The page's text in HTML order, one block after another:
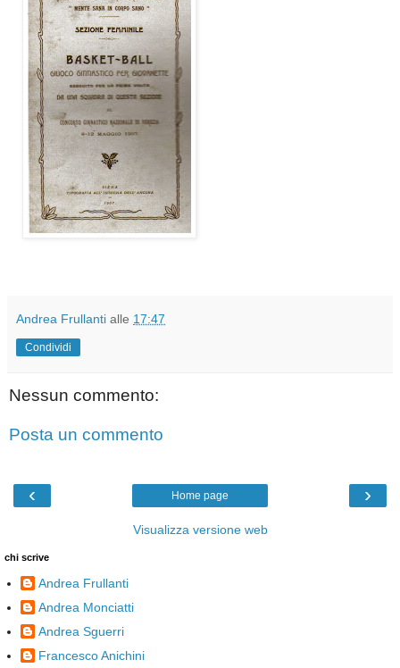
Andrea Frullanti alle 17:47
Condividi
Nessun commento:
Posta un commento
‹ ›
Home page
Visualizza versione web
chi scrive
Andrea Frullanti
Andrea Monciatti
Andrea Sguerri
Francesco Anichini